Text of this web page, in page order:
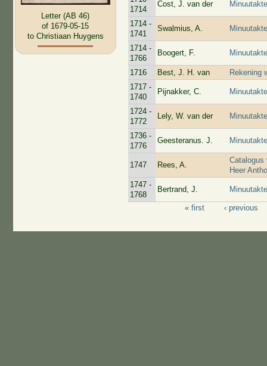
Letter (AB 46)
of 1679-05-15
to Christiaan Huygens
1714
Cost, J. van der
1714 -
1741
Swalmius, A.
1714 -
1766
Boogert, F.
1716 Best, J. H. van
Rekening
1717 -
1740
Pijnakker, C.
1724 -
1772
Lely, W. van der
1736 -
1776
Geesteranus. J.
1747 Rees, A.
Catalogus
Heer
1747 -
1768
Bertrand, J.
« first ‹ previous